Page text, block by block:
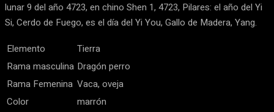
lunar 9 del año 4723, en chino Shen 1, 4723, Pilares: el año del Yi
Si, Cerdo de Fuego, es el día del Yi You, Gallo de Madera, Yang.
Elemento
Tierra
Rama masculina Dragón perro
Rama Femenina Vaca, oveja
Color
marrón